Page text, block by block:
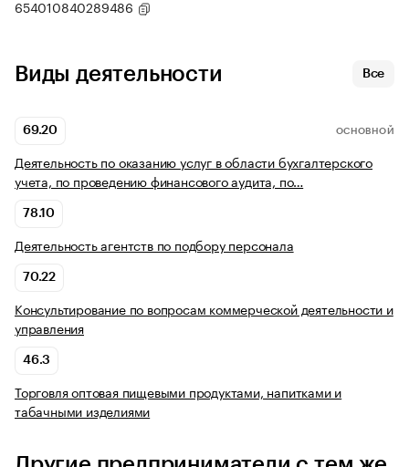
654010840289486
Виды деятельности Все
69.20 ОСНОВНОЙ
Деятельность по оказанию услуг в области бухгалтерского
учета, по проведению финансового аудита, по…
78.10
Деятельность агентств по подбору персонала
70.22
Консультирование по вопросам коммерческой деятельности и
управления
46.3
Торговля оптовая пищевыми продуктами, напитками и
табачными изделиями